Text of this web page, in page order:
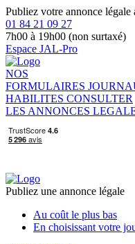
Publiez votre annonce légale
01 84 21 09 27
7h00 à 19h00 (non surtaxé)
Espace JAL-Pro
NOS
FORMULAIRES
HABILITES CONSULTER
LES ANNONCES
Publiez une annonce légale
Au coût le plus bas
En choisissant votre